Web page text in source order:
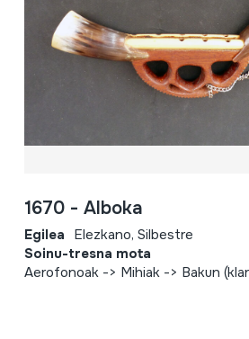
1670 - Alboka
Egilea Elezkano, Silbestre
Soinu-tresna mota
Aerofonoak -> Mihiak -> Bakun